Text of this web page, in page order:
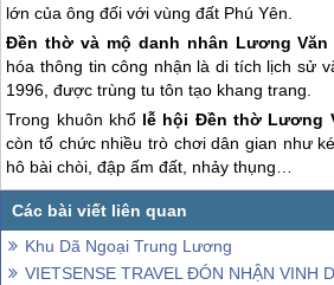
lớn của ông đối với vùng đất Phú Yên
Đền thờ và mộ danh nhân Lương Văn
hóa thông tin công nhận là di tích lịch sử
1996, được trùng tu tôn tạo khang trang.
Trong khuôn khổ lễ hội Đền thờ Lương
còn tổ chức nhiều trò chơi dân gian như
hô bài chòi, đập ấm đất, nhảy thụng…
Khu Dã Ngoại Trung Lương
VIETSENSE TRAVEL ĐÓN NHẬN VINH DANH TOP 100 SẢN PHẨM - DỊCH VỤ